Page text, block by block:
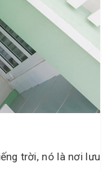
trời, nó là nơi lưu